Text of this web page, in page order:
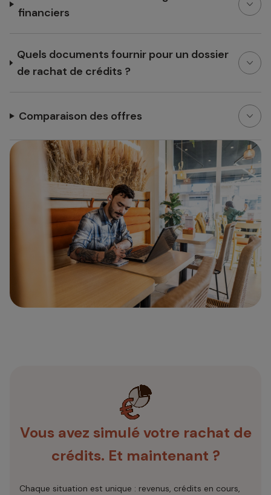
financiers
Quels documents fournir pour un dossier
de rachat de crédits ?
Comparaison des offres
Vous avez simulé votre rachat de
crédits. Et maintenant ?
Chaque situation est unique : revenus, crédits en cours,